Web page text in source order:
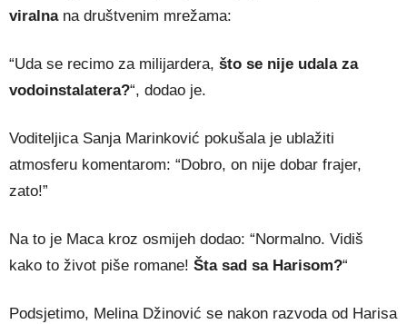
viralnana društvenim mrežama:
“Uda se recimo za milijardera, što se nije udala za
vodoinstalatera?“, dodao je.
Voditeljica Sanja Marinković pokušala je ublažiti
atmosferu komentarom: “Dobro, on nije dobar frajer,
zato!”
Na to je Maca kroz osmijeh dodao: “Normalno. Vidiš
kako to život piše romane! Šta sad sa Harisom?“
Podsjetimo, Melina Džinović se nakon razvoda od Harisa